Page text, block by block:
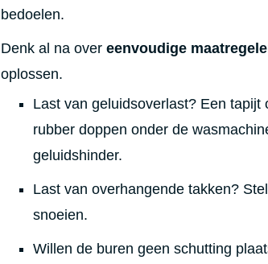
bedoelen.
Denk al na over eenvoudige
oplossen.
Last van geluidsoverlast? Een
rubber doppen onder de
geluidshinder.
Last van overhangende takken?
snoeien.
Willen de buren geen schutting